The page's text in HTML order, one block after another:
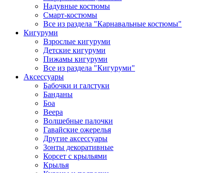
Надувные костюмы
Смарт-костюмы
Все из раздела "Карнавальные костюмы"
Кигуруми
Взрослые кигуруми
Детские кигуруми
Пижамы кигуруми
Все из раздела "Кигуруми"
Аксессуары
Бабочки и галстуки
Банданы
Боа
Веера
Волшебные палочки
Гавайские ожерелья
Другие аксессуары
Зонты декоративные
Корсет с крыльями
Крылья